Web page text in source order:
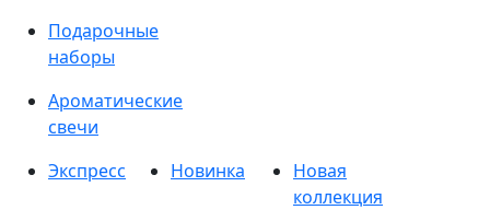
Подарочные
наборы
Ароматические
свечи
Экспресс
Новинка
Новая
коллекция